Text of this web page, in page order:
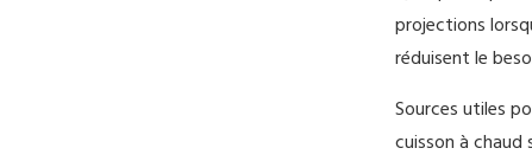
projections
réduisent le
Sources utiles
cuisson à